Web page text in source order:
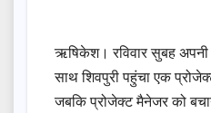
ऋषिकेश। रविवार सुबह अपनी
साथ शिवपुरी पहुंचा एक
जबकि प्रोजेक्ट मैनेजर को